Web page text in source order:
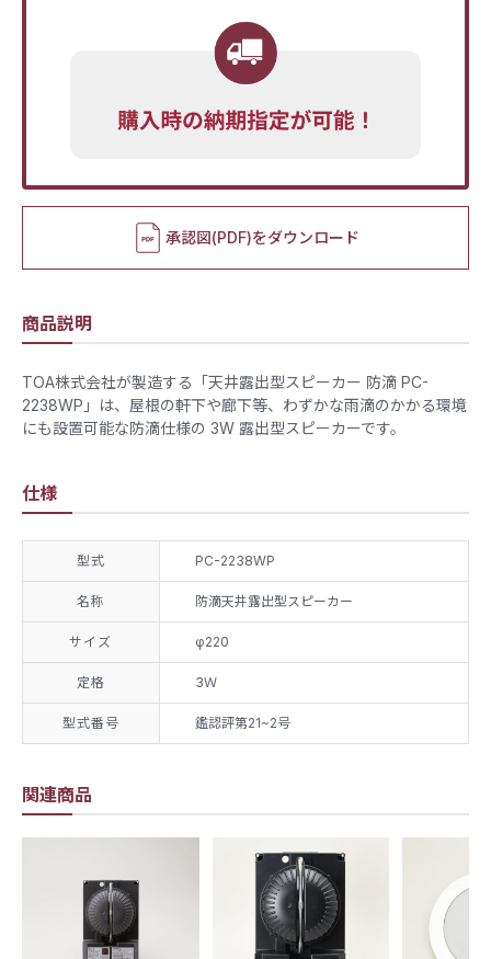
関連商品
承認図(PDF)をダウンロード
商品説明
TOA株式会社が製造する「天井露出型スピーカー 防滴 PC-
2238WP」は、屋根の軒下や廊下等、わずかな雨滴のかかる環境
にも設置可能な防滴仕様の 3W 露出型スピーカーです。
仕様
型式 PC-2238WP
名称 防滴天井露出型スピーカー
サイズ φ220
定格 3Ｗ
型式番号 鑑認評第21~2号